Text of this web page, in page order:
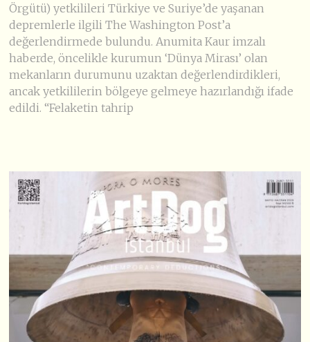
Örgütü) yetkilileri Türkiye ve Suriye’de yaşanan
depremlerle ilgili The Washington Post’a
değerlendirmede bulundu. Anumita Kaur imzalı
haberde, öncelikle kurumun ‘Dünya Mirası’ olan
mekanların durumunu uzaktan değerlendirdikleri,
ancak yetkililerin bölgeye gelmeye hazırlandığı ifade
edildi. “Felaketin tahrip